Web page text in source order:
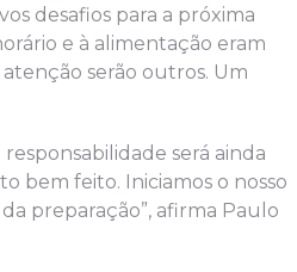
desafios para a próxima
e à alimentação eram
serão outros. Um
será ainda
bem feito. Iniciamos o nosso
preparação”, afirma Paulo